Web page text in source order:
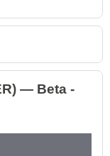
— Beta -